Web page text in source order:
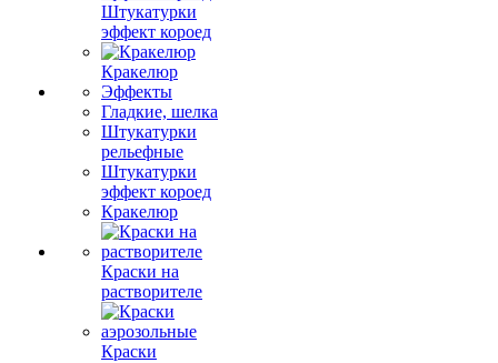
Штукатурки
эффект короед
Кракелюр
Эффекты
Гладкие, шелка
Штукатурки
рельефные
Штукатурки
эффект короед
Кракелюр
Краски на
растворителе
Краски